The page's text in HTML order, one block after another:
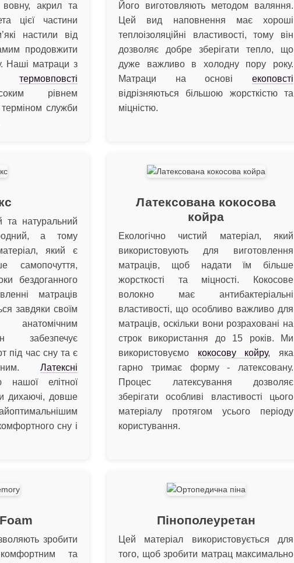
акрил та
цієї частини
настили від
продовжити
Наші матраци з
термовповсті
рівнем
служби
Його виготовляють методом валяння.
Цей вид наповнення має хороші
теплоізоляційні властивості, тому він
дозволяє добре зберігати тепло, що
дуже важливо в холодну пору року.
Матраци на основі екоповсті
відрізняються більшою жорсткістю та
міцністю.
та натуральний
а тому
який є
самопочуття,
бездоганного
матраців
завдяки своїм
забезпечує
під час сну та є
Латексні
елітної
дихаючі, довше
сну і
Латексована кокосова
койра
Екологічно чистий матеріал, який
використовують для виготовлення
матраців, щоб надати їм більше
жорсткості та міцності. Кокосове
волокно має антибактеріальні
властивості, що особливо важливо для
матраців, оскільки вони розраховані на
строк використання до 15 років. Ми
використовуємо кокосову койру, яка
гарно тримає форму - латексовану.
Процес латексування дозволяє
зберігати особливі властивості цього
матеріалу протягом усього періоду
користування.
зробити
та
Пінополеуретан
Цей матеріал використовується для
того, щоб зробити матрац максимально